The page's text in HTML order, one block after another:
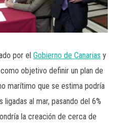
por el Gobierno de Canarias y
objetivo definir un plan de
marítimo que se estima podría
al mar, pasando del 6%
la creación de cerca de